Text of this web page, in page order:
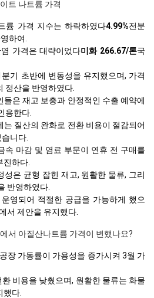
트 나트륨 가격
륨 가격 지수는 하락하였다4.99%전분
하여.
가격은 대략이었다미화 266.67/톤국
기 초반에 변동성을 유지했으며, 가격
정산을 반영하였다.
은 재고 보충과 안정적인 수출 예약에
용한다.
질산의 완화로 전환 비용이 절감되어
니다.
속 마감 및 염료 부문이 연휴 전 구매를
진하다.
성은 균형 잡힌 재고, 원활한 물류, 그리
반영하였다.
영되어 적절한 공급을 가능하게 했으
서 제안을 유지했다.
서 아질산나트륨 가격이 변했나요?
장 가동률이 가용성을 증가시켜 3월 가
비용을 낮췄으며, 원활한 물류는 화물
했다.